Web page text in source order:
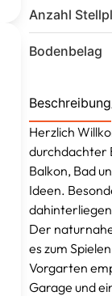
Anzahl
Bodenbelag
Beschreibung
Herzlich
durchdachter
Balkon, Bad
Ideen.
Der
es zum
Vorgarten
Garage und